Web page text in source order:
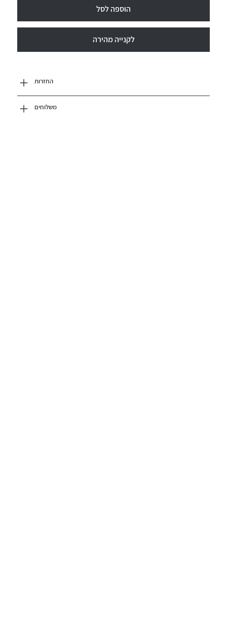
הוספה לסל
לקנייה מהירה
החזרות
משלוחים